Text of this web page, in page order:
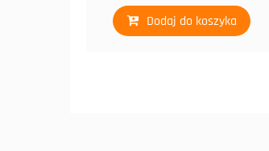
Dodaj do koszyka